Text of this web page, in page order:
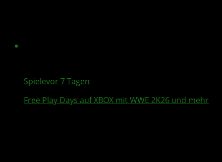
Spielevor 7 Tagen
Free Play Days auf XBOX mitWWE 2K26 und mehr